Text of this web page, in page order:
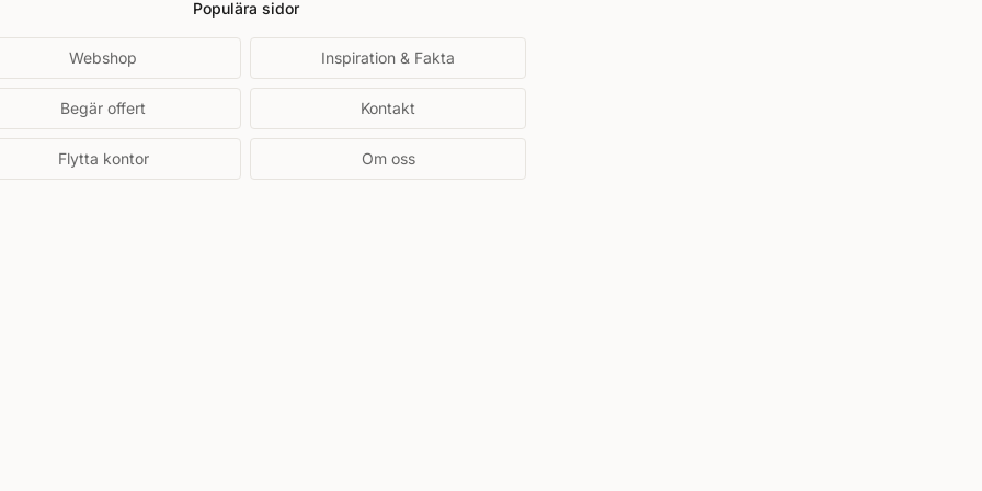
Populära sidor
Webshop Inspiration & Fakta
Begär offert Kontakt
Flytta kontor Om oss